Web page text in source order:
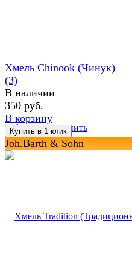
избранное сравнить
Хмель Chinook (Чинук)
(3)
В наличии
350 руб.
В корзину
Joh.Barth & Sohn